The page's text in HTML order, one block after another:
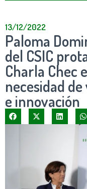
13/12/2022
Paloma
del CSIC
Charla Chec
necesidad
e innovación